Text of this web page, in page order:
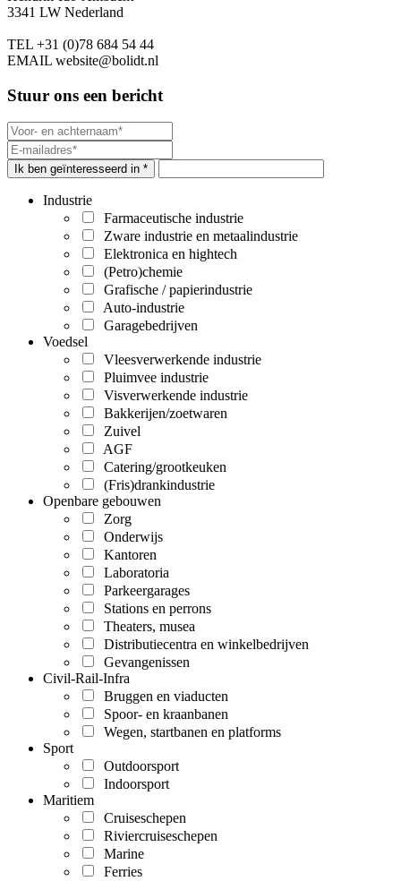
3341 LW Nederland
TEL +31 (0)78 684 54 44
EMAIL website@bolidt.nl
Stuur ons een bericht
Ik ben geïnteresseerd in *
Industrie
Farmaceutische industrie
Zware industrie en metaalindustrie
Elektronica en hightech
(Petro)chemie
Grafische / papierindustrie
Auto-industrie
Garagebedrijven
Voedsel
Vleesverwerkende industrie
Pluimvee industrie
Visverwerkende industrie
Bakkerijen/zoetwaren
Zuivel
AGF
Catering/grootkeuken
(Fris)drankindustrie
Openbare gebouwen
Zorg
Onderwijs
Kantoren
Laboratoria
Parkeergarages
Stations en perrons
Theaters, musea
Distributiecentra en winkelbedrijven
Gevangenissen
Civil-Rail-Infra
Bruggen en viaducten
Spoor- en kraanbanen
Wegen, startbanen en platforms
Sport
Outdoorsport
Indoorsport
Maritiem
Cruiseschepen
Riviercruiseschepen
Marine
Ferries